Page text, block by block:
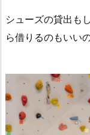
シューズの貸出も
ら借りるのもいい